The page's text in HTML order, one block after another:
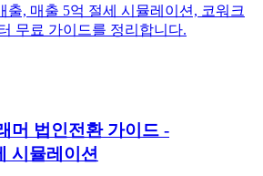
출, 매출 5억 절세 시뮬레이션, 코워크
무료 가이드를 정리합니다.
머 법인전환 가이드 -
시뮬레이션